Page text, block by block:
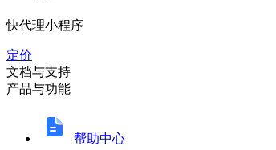
快代理小程序
定价
文档与支持
产品与功能
帮助中心